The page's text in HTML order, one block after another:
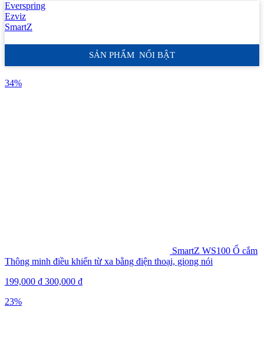
Everspring
Ezviz
SmartZ
SẢN PHẨM NỔI BẬT
34%
SmartZ WS100 Ổ cắm
Thông minh điều khiển từ xa bằng điện thoại, giọng nói
199,000 ₫ 300,000 ₫
23%